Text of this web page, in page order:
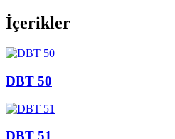
İçerikler
DBT 50